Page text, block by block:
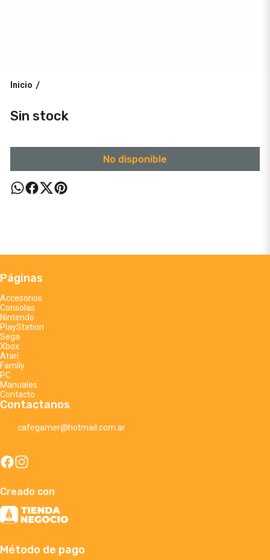
Inicio /
Sin stock
No disponible
Páginas
Accesorios
Consolas
Nintendo
PlayStation
Sega
Xbox
Atari
Family
PC
Manuales
Contacto
Contactanos
cafegamer@hotmail.com.ar
Creado con
Método de pago